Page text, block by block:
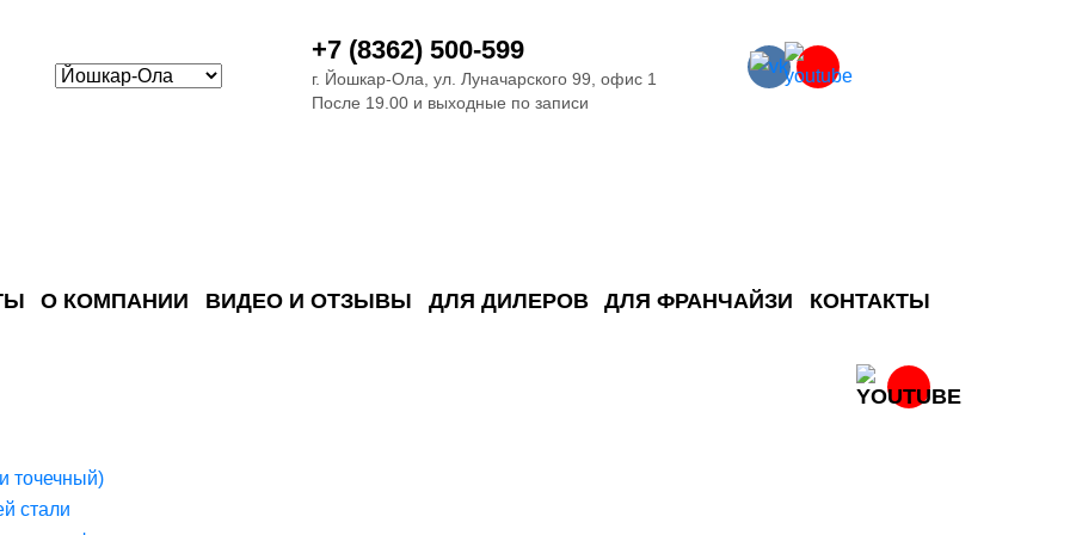
+7 (8362) 500-599
г. Йошкар-Ола, ул. Луначарского 99, офис 1
После 19.00 и выходные по записи
О КОМПАНИИ ВИДЕО И ОТЗЫВЫ ДЛЯ ДИЛЕРОВ ДЛЯ ФРАНЧАЙЗИ КОНТАКТЫ
точечный)
стали